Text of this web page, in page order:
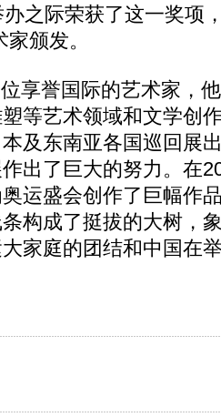
之际荣获了这一奖项
颁发。
誉国际的艺术家，他
等艺术领域和文学创
及东南亚各国巡回展
出了巨大的努力。在
运盛会创作了巨幅作
构成了挺拔的大树，
家庭的团结和中国在